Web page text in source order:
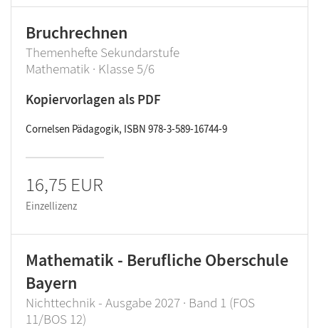
Bruchrechnen
Themenhefte Sekundarstufe
Mathematik · Klasse 5/6
Kopiervorlagen als PDF
Cornelsen Pädagogik, ISBN 978-3-589-16744-9
16,75 EUR
Einzellizenz
Mathematik - Berufliche Oberschule
Bayern
Nichttechnik - Ausgabe 2027 · Band 1 (FOS
11/BOS 12)